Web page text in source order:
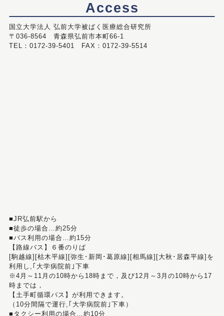
Access
国立大学法人 弘前大学被ばく医療総合研究所
〒036-8564 青森県弘前市本町66-1
TEL：0172-39-5401 FAX：0172-39-5514
■JR弘前駅から
■徒歩の場合…約25分
■バス利用の場合…約15分
【路線バス】６番のりば
[駒越線][枯木平線][弥生･新岡･葛原線][相馬線][大秋･居森平線]を
利用し,｢大学病院前｣下車
※4月～11月の10時から18時まで，及び12月～3月の10時から17
時までは，
【土手町循環バス】が利用できます。
（10分間隔で運行,｢大学病院前｣下車）
■タクシー利用の場合…約10分